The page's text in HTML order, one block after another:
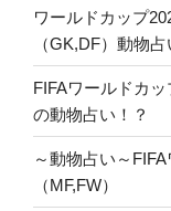
ワールドカップ
（GK,DF）動物占
FIFAワールドカ
の動物占い！？
～動物占い～
（MF,FW）